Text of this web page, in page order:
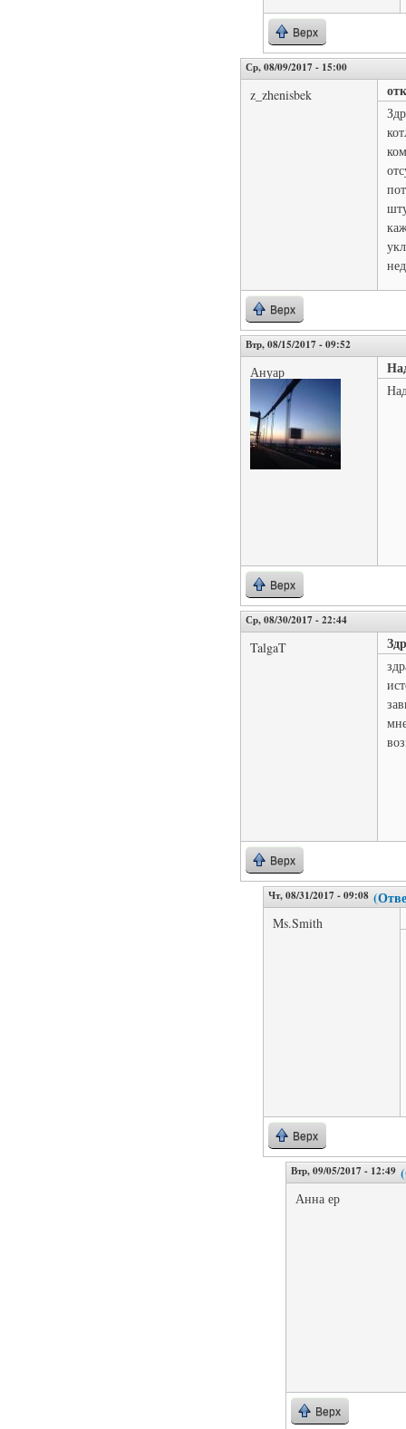
Верх
Ср, 08/09/2017 - 15:00
z_zhenisbek
Верх
Втр, 08/15/2017 - 09:52
Ануар
Верх
Ср, 08/30/2017 - 22:44
TalgaT
Верх
Чт, 08/31/2017 - 09:08
Ms.Smith
Верх
Втр, 09/05/2017 - 12:49
Анна ер
Верх